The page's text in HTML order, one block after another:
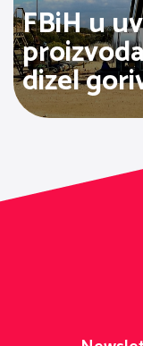
FBiH u
dizel